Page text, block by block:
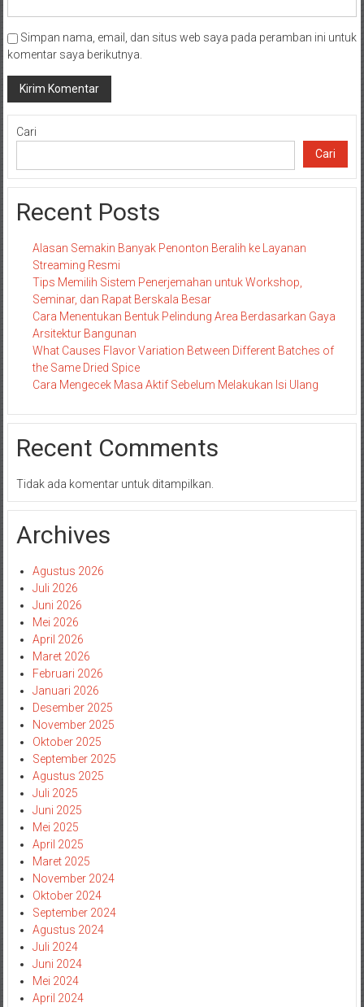
Simpan nama, email, dan situs web saya pada peramban ini untuk
komentar saya berikutnya.
Cari
Cari
Recent Posts
Alasan Semakin Banyak Penonton Beralih ke Layanan
Streaming Resmi
Tips Memilih Sistem Penerjemahan untuk Workshop,
Seminar, dan Rapat Berskala Besar
Cara Menentukan Bentuk Pelindung Area Berdasarkan Gaya
Arsitektur Bangunan
What Causes Flavor Variation Between Different Batches of
the Same Dried Spice
Cara Mengecek Masa Aktif Sebelum Melakukan Isi Ulang
Recent Comments
Tidak ada komentar untuk ditampilkan.
Archives
Agustus 2026
Juli 2026
Juni 2026
Mei 2026
April 2026
Maret 2026
Februari 2026
Januari 2026
Desember 2025
November 2025
Oktober 2025
September 2025
Agustus 2025
Juli 2025
Juni 2025
Mei 2025
April 2025
Maret 2025
November 2024
Oktober 2024
September 2024
Agustus 2024
Juli 2024
Juni 2024
Mei 2024
April 2024